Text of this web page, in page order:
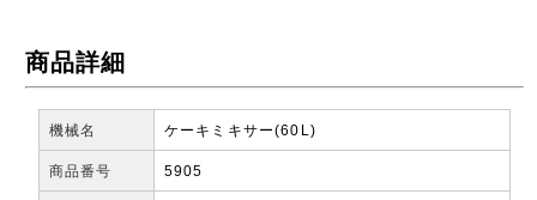
商品詳細
機械名 ケーキミキサー(60L)
商品番号 5905